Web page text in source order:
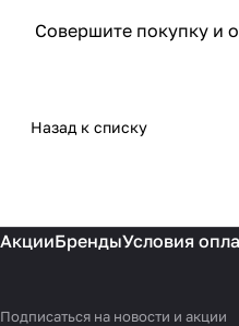
Совершите покупку и
Назад к списку
АкцииБрендыУсловия
Подписаться на новости и акции